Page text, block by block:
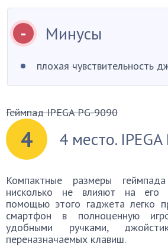
Минусы
плохая чувствительность
Геймпад IPEGA PG-9090
4 4 место.
Компактные размеры
нисколько не влияют на его
помощью этого гаджета легко
смартфон в полноценную
удобными ручками,
переназначаемых клавиш.